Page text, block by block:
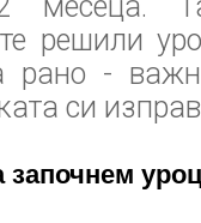
решили
рано -
си